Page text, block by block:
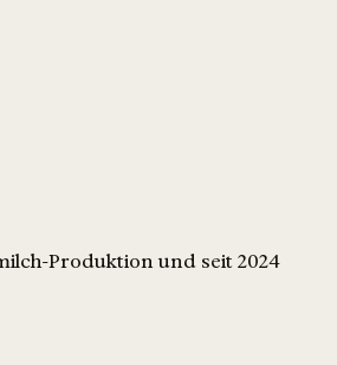
Produktion und seit 2024